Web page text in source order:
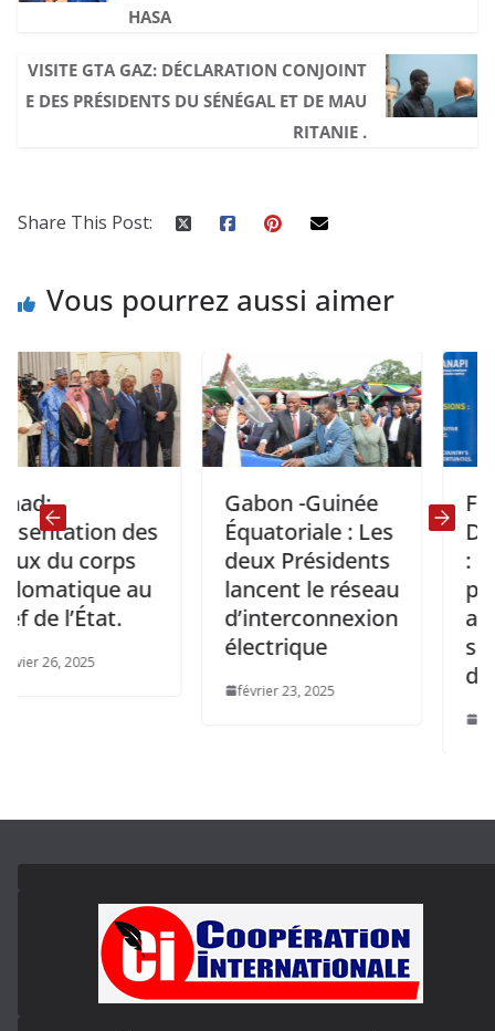
HASA
VISITE GTA GAZ: DÉCLARATION CONJOINT
E DES PRÉSIDENTS DU SÉNÉGAL ET DE MAU
RITANIE .
Share This Post:
Vous pourrez aussi aimer
des
corps
au
l’État.
2025
Gabon -Guinée
Équatoriale : Les
deux Présidents
lancent le réseau
d’interconnexion
électrique
février 23, 2025
DRC
: Les
sa